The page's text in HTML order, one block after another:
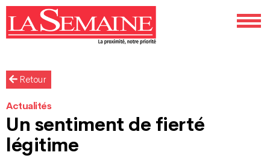
Retour
Actualités
Un sentiment de fierté
légitime